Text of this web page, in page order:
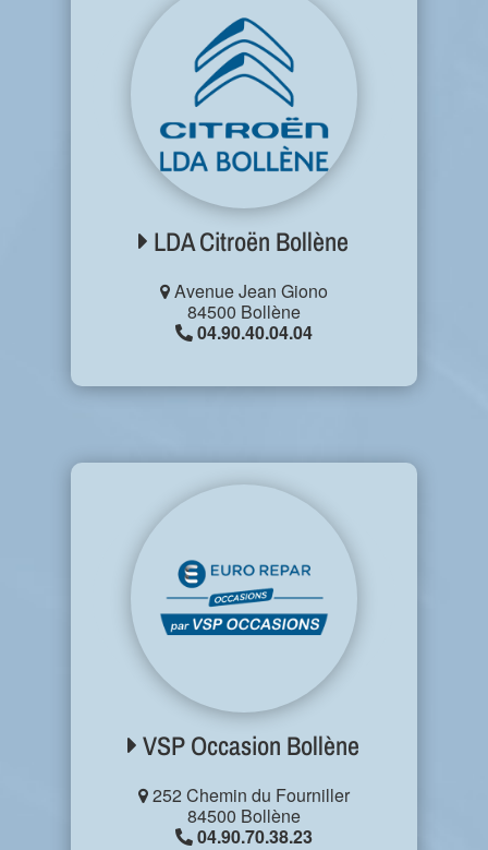
LDA Citroën Bollène
Avenue Jean Giono
84500 Bollène
04.90.40.04.04
VSP Occasion Bollène
252 Chemin du Fourniller
84500 Bollène
04.90.70.38.23